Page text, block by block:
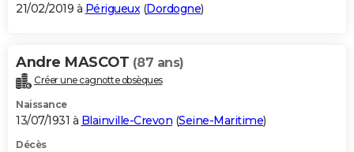
21/02/2019 à Périgueux(Dordogne)
Andre MASCOT (87 ans)
Créer une cagnotte obsèques
Naissance
13/07/1931 à Blainville-Crevon (Seine-Maritime)
Décès